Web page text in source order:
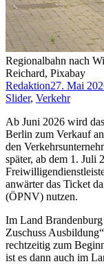
Regionalbahn nach
Reichard, Pixabay
Redaktion27. Mai
Slider, Verkehr
Ab Juni 2026 wird
Berlin zum Verkauf
den
später, ab dem 1. Juli
anwärter das Ticket
(ÖPNV) nutzen.
Im Land
Zuschuss
rechtzeitig zum
ist es dann auch im